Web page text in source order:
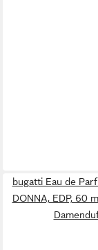
bugatti Eau de
DONNA, EDP, 60